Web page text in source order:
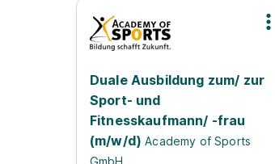
Duale Ausbildung zum/ zur
Sport- und
Fitnesskaufmann/ -frau
(m/w/d) Academy of Sports
GmbH